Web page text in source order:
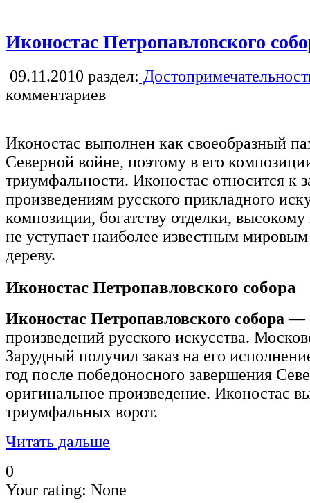
Иконостас Петропавловского
09.11.2010 раздел:
комментариев
Иконостас выполнен как своеобразный
Северной войне, поэтому в его
триумфальности. Иконостас относится к
произведениям русского прикладного
композиции, богатству отделки,
не уступает наиболее известным
дереву.
Иконостас Петропавловского собора
Иконостас Петропавловского собора—
произведений русского искусства.
Зарудный получил заказ на его
год после победоносного завершения
оригинальное произведение. Иконостас
триумфальных ворот.
Читать дальше
0
Your rating: None